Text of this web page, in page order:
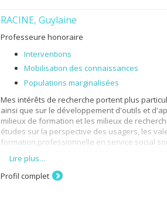
RACINE, Guylaine
Professeure honoraire
Interventions
Mobilisation des connaissances
Populations marginalisées
Mes intérêts de recherche portent plus
ainsi que sur le développement d'outils et
milieux de formation et les milieux de
études sur la perspective des usagers, les
formation professionnelle en service social
de diffusion des résultats de recherche.
Lire plus…
Profil complet